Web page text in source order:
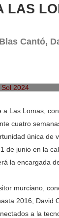
LAS
Cantó,
Las Lomas,
cuatro
única de
de junio en la
la encargada
murciano,
2016; David
a la